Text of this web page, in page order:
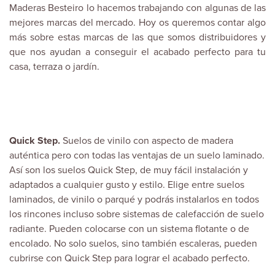
Maderas Besteiro lo hacemos trabajando con algunas de las
mejores marcas del mercado. Hoy os queremos contar algo
más sobre estas marcas de las que somos distribuidores y
que nos ayudan a conseguir el acabado perfecto para tu
casa, terraza o jardín.
Quick Step. Suelos de vinilo con aspecto de madera
auténtica pero con todas las ventajas de un suelo laminado.
Así son los suelos Quick Step, de muy fácil instalación y
adaptados a cualquier gusto y estilo. Elige entre suelos
laminados, de vinilo o parqué y podrás instalarlos en todos
los rincones incluso sobre sistemas de calefacción de suelo
radiante. Pueden colocarse con un sistema flotante o de
encolado. No solo suelos, sino también escaleras, pueden
cubrirse con Quick Step para lograr el acabado perfecto.